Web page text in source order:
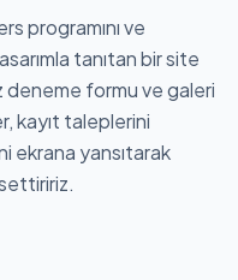
programını ve
tanıtan bir site
deneme formu ve galeri
kayıt taleplerini
ekrana yansıtarak